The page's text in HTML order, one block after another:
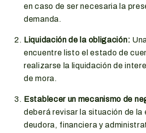
en caso de ser necesaria la
demanda.
Liquidación de la obligación:
encuentre listo el estado de
realizarse la liquidación de
de mora.
Establecer un mecanismo de
deberá revisar la situación de la
deudora, financiera y